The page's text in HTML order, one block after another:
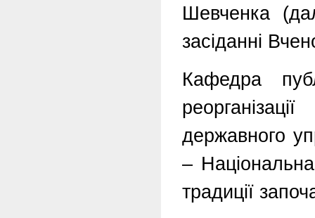
Шевченка
засіданні
Кафедра
державного
–
традиції